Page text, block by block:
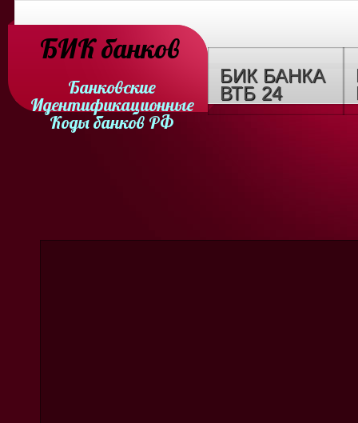
БИК банков
Банковские
Идентификационные
Коды банков РФ
БИК БАНКА
ВТБ 24